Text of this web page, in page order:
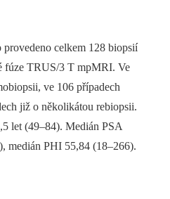
celkem 128 biopsií
fúze TRUS/3 T mpMRI. Ve
ve 106 případech
již o několikátou rebiopsii.
let (49–84). Medián PSA
medián PHI 55,84 (18–266).